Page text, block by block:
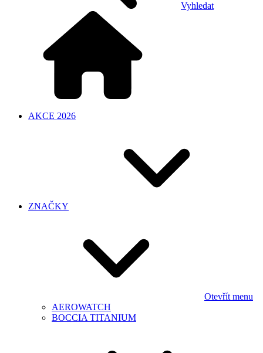
Vyhledat
AKCE 2026
ZNAČKY
Otevřít menu
AEROWATCH
BOCCIA TITANIUM